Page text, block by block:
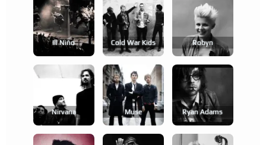
Ill Niño Cold War Kids Robyn
Nirvana Muse Ryan Adams